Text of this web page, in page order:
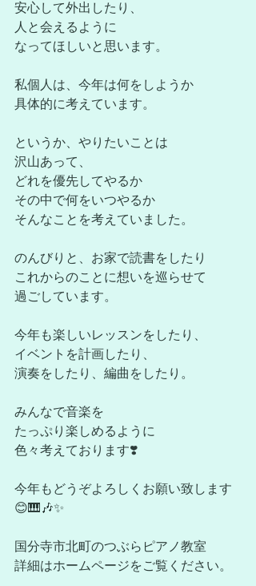
安心して外出したり、
人と会えるように
なってほしいと思います。
私個人は、今年は何をしようか
具体的に考えています。
というか、やりたいことは
沢山あって、
どれを優先してやるか
その中で何をいつやるか
そんなことを考えていました。
のんびりと、お家で読書をしたり
これからのことに想いを巡らせて
過ごしています。
今年も楽しいレッスンをしたり、
イベントを計画したり、
演奏をしたり、編曲をしたり。
みんなで音楽を
たっぷり楽しめるように
色々考えております❣️
今年もどうぞよろしくお願い致します
😊🎹🎶✨
国分寺市北町のつぶらピアノ教室
詳細はホームページをご覧ください。